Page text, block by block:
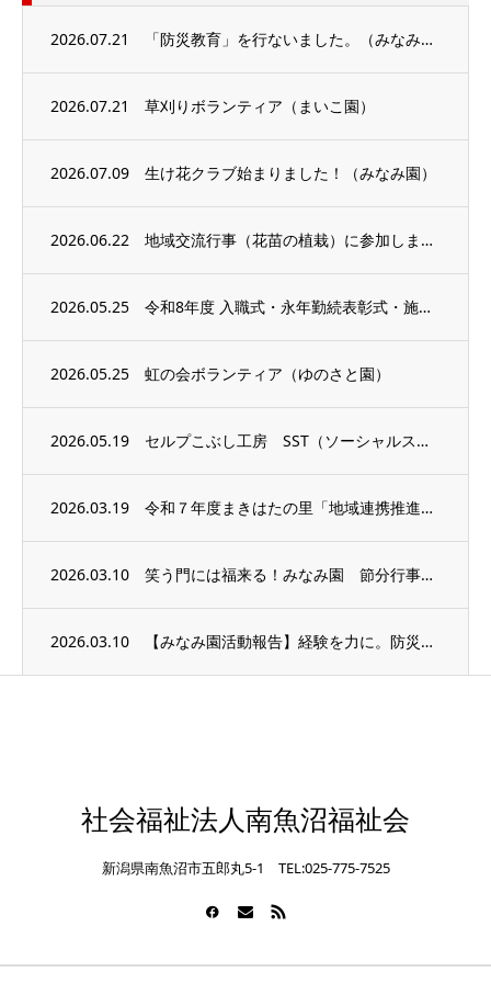
2026.07.21 「防災教育」を行ないました。（みなみうおぬま）
2026.07.21 草刈りボランティア（まいこ園）
2026.07.09 生け花クラブ始まりました！（みなみ園）
2026.06.22 地域交流行事（花苗の植栽）に参加しました（まきはたの里）
2026.05.25 令和8年度 入職式・永年勤続表彰式・施設見学会を行いました。（事務局）
2026.05.25 虹の会ボランティア（ゆのさと園）
2026.05.19 セルプこぶし工房 SST（ソーシャルスキルトレーニング）を 行いました！
2026.03.19 令和７年度まきはたの里「地域連携推進会議」を開催しました
2026.03.10 笑う門には福来る！みなみ園 節分行事（レクリエーション）
2026.03.10 【みなみ園活動報告】経験を力に。防災訓練でチームの絆を再確認。
社会福祉法人南魚沼福祉会
新潟県南魚沼市五郎丸5-1 TEL:025-775-7525